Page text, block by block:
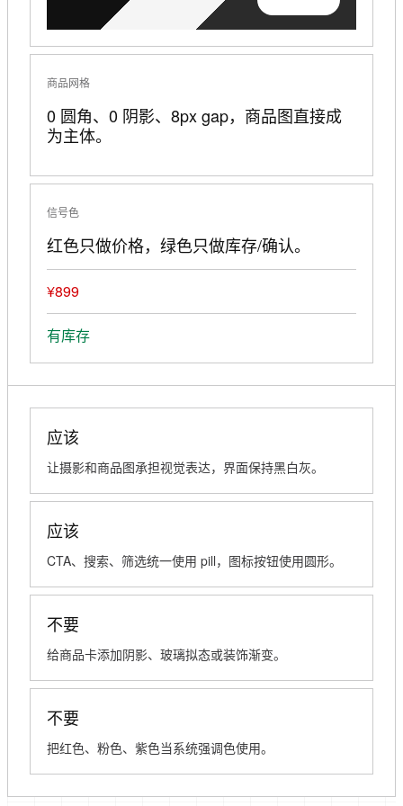
商品网格
0 圆角、0 阴影、8px gap，商品图直接成
为主体。
信号色
红色只做价格，绿色只做库存/确认。
¥899
有库存
应该
让摄影和商品图承担视觉表达，界面保持黑白灰。
应该
CTA、搜索、筛选统一使用 pill，图标按钮使用圆形。
不要
给商品卡添加阴影、玻璃拟态或装饰渐变。
不要
把红色、粉色、紫色当系统强调色使用。